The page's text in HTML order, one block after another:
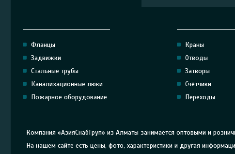
Фланцы
Задвижки
Стальные трубы
Канализационные люки
Пожарное оборудование
Краны
Отводы
Затворы
Счётчики
Переходы
Компания «АзияСнабГруп» из Алматы занимается оптовыми и
На нашем сайте есть цены, фото, характеристики и другая